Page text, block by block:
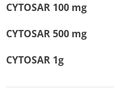
CYTOSAR 100 mg
CYTOSAR 500 mg
CYTOSAR 1g